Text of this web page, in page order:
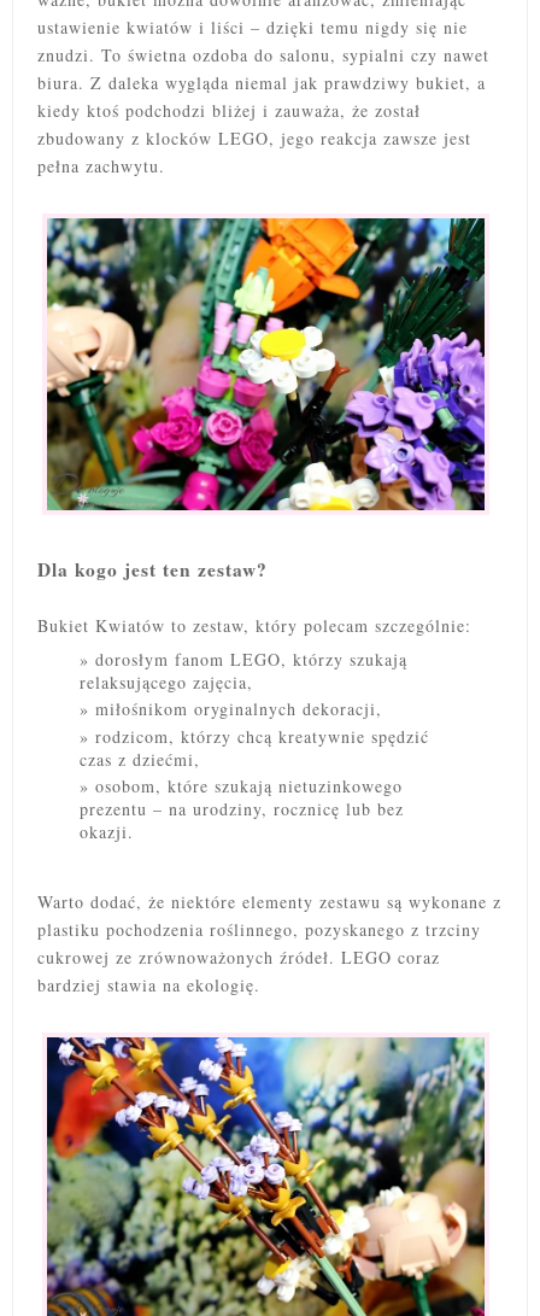
ustawienie kwiatów i liści – dzięki temu nigdy się nie
znudzi. To świetna ozdoba do salonu, sypialni czy nawet
biura. Z daleka wygląda niemal jak prawdziwy bukiet, a
kiedy ktoś podchodzi bliżej i zauważa, że został
zbudowany z klocków LEGO, jego reakcja zawsze jest
pełna zachwytu.
Dla kogo jest ten zestaw?
Bukiet Kwiatów to zestaw, który polecam szczególnie:
dorosłym fanom LEGO, którzy szukają
relaksującego zajęcia,
miłośnikom oryginalnych dekoracji,
rodzicom, którzy chcą kreatywnie spędzić
czas z dziećmi,
osobom, które szukają nietuzinkowego
prezentu – na urodziny, rocznicę lub bez
okazji.
Warto dodać, że niektóre elementy zestawu są wykonane z
plastiku pochodzenia roślinnego, pozyskanego z trzciny
cukrowej ze zrównoważonych źródeł. LEGO coraz
bardziej stawia na ekologię.